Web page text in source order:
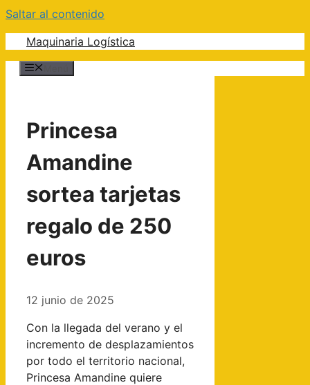
Saltar al contenido
Maquinaria Logística
Princesa
Amandine
sortea tarjetas
regalo de 250
euros
12 junio de 2025
Con la llegada del verano y el
incremento de desplazamientos
por todo el territorio nacional,
Princesa Amandine quiere